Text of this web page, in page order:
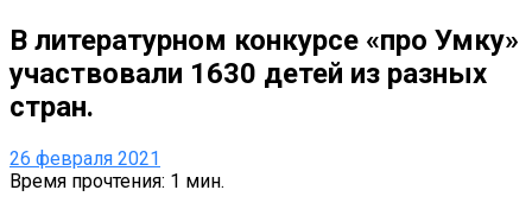
В литературном конкурсе «про Умку»
участвовали 1630 детей из разных
стран.
26 февраля 2021
Время прочтения: 1 мин.